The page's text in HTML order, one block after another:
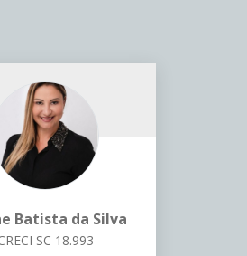
Batista da Silva
SC 18.993